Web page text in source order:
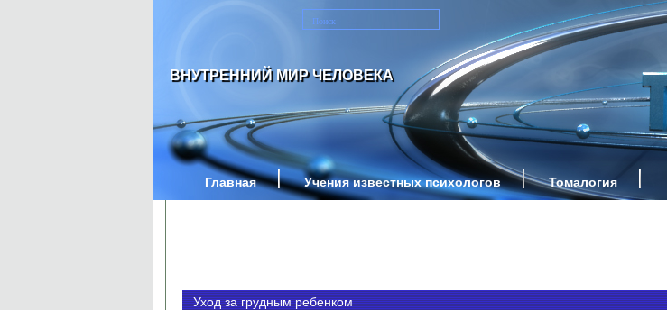
ВНУТРЕННИЙ МИР ЧЕЛОВЕКА
Главная Учения известных психологов Томалогия
Уход за грудным ребенком